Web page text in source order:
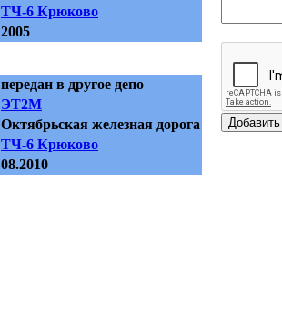
ТЧ-6 Крюково
2005
передан в другое депо
ЭТ2М
Октябрьская железная дорога
ТЧ-6 Крюково
08.2010